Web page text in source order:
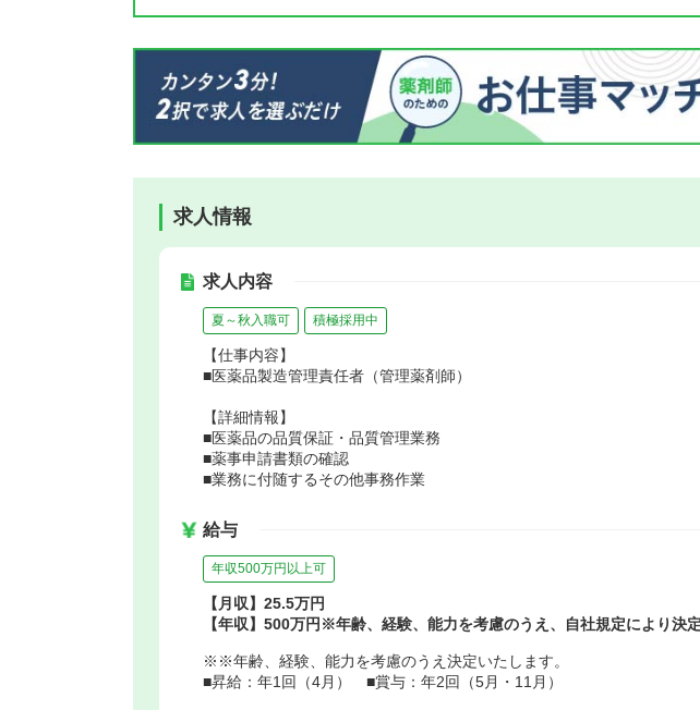
求人情報
求人内容
夏～秋入職可 積極採用中
【仕事内容】
■医薬品製造管理責任者（管理薬剤師）
【詳細情報】
■医薬品の品質保証・品質管理業務
■薬事申請書類の確認
■業務に付随するその他事務作業
給与
年収500万円以上可
【月収】25.5万円
【年収】500万円※年齢、経験、能力を考慮のうえ、自社規定により決
※※年齢、経験、能力を考慮のうえ決定いたします。
■昇給：年1回（4月） ■賞与：年2回（5月・11月）